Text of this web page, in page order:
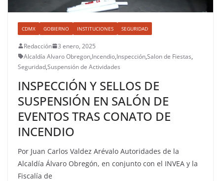
CDMX GOBIERNO INSTITUCIONES SEGURIDAD
Redacción
3 enero, 2025
Alcaldía Alvaro Obregon,Incendio,Inspección,Salon de Fiestas,
Seguridad,Suspensión de Actividades
INSPECCIÓN Y SELLOS DE
SUSPENSIÓN EN SALÓN DE
EVENTOS TRAS CONATO DE
INCENDIO
Por Juan Carlos Valdez Arévalo Autoridades de la
Alcaldía Álvaro Obregón, en conjunto con el INVEA y la
Fiscalía de